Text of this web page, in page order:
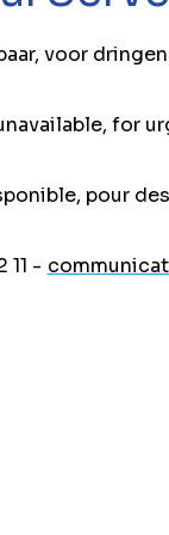
voor
for
pour
11 -